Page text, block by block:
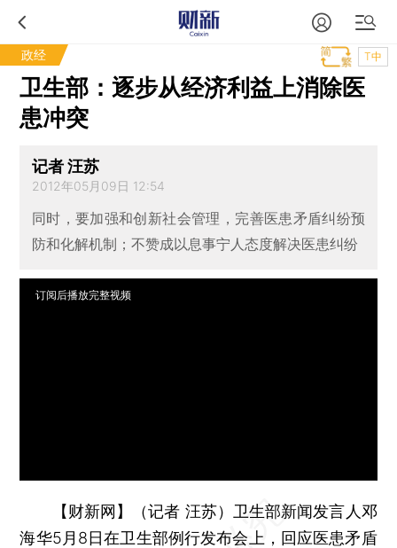
政经 T中
卫生部：逐步从经济利益上消除医
患冲突
记者 汪苏
2012年05月09日 12:54
同时，要加强和创新社会管理，完善医患矛盾纠纷预
防和化解机制；不赞成以息事宁人态度解决医患纠纷
订阅后播放完整视频
【财新网】（记者 汪苏）
卫生部新闻发言人邓
海华5月8日在卫生部例行发布会上，回应医患矛盾